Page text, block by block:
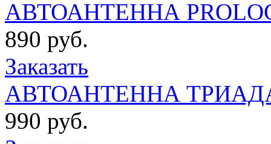
АВТОАНТЕННА
890 руб.
Заказать
АВТОАНТЕННА ТРИАДА
990 руб.